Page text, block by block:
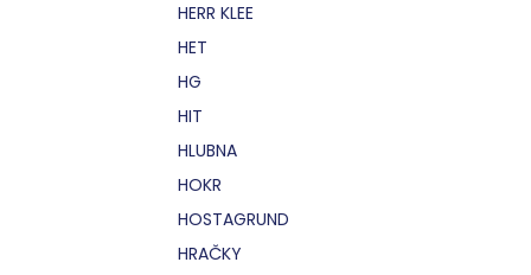
HERR KLEE
HET
HG
HIT
HLUBNA
HOKR
HOSTAGRUND
HRAČKY